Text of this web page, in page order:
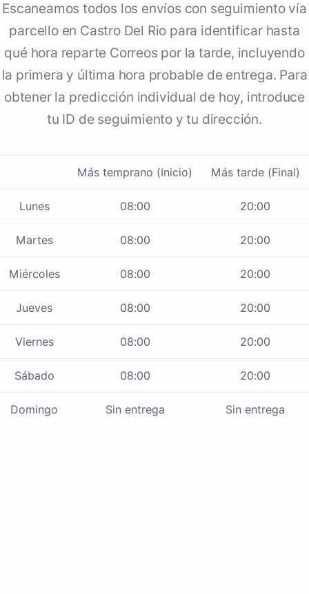
Escaneamos todos los envíos con seguimiento vía
parcello en Castro Del Rio para identificar hasta
qué hora reparte Correos por la tarde, incluyendo
la primera y última hora probable de entrega. Para
obtener la predicción individual de hoy, introduce
tu ID de seguimiento y tu dirección.
Más temprano (Inicio) Más tarde (Final)
Lunes 08:00 20:00
Martes 08:00 20:00
Miércoles 08:00 20:00
Jueves 08:00 20:00
Viernes 08:00 20:00
Sábado 08:00 20:00
Domingo Sin entrega Sin entrega